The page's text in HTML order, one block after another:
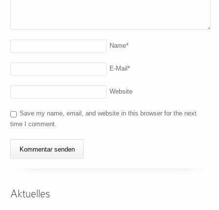
Name*
E-Mail*
Website
Save my name, email, and website in this browser for the next
time I comment.
Aktuelles